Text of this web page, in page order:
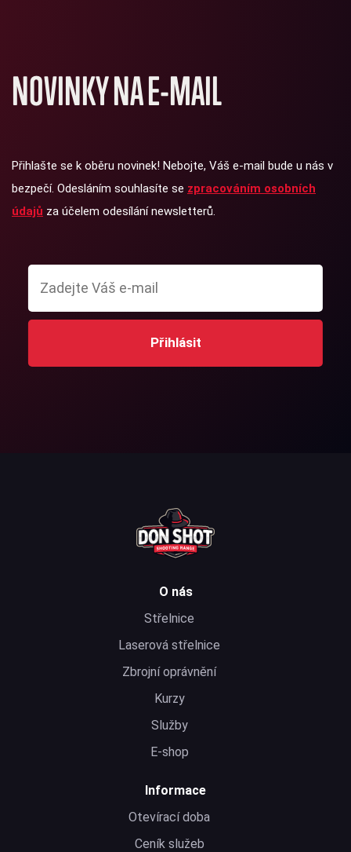
NOVINKY NA E-MAIL
Přihlašte se k oběru novinek! Nebojte, Váš e-mail bude u nás v
bezpečí. Odesláním souhlasíte se zpracováním osobních
údajů za účelem odesílání newsletterů.
Přihlásit
O nás
Střelnice
Laserová střelnice
Zbrojní oprávnění
Kurzy
Služby
E-shop
Informace
Otevírací doba
Ceník služeb